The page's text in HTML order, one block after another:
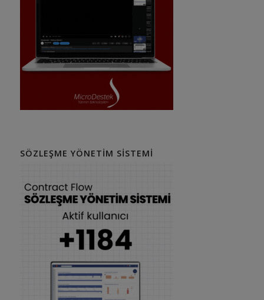
SÖZLEŞME YÖNETIM SISTEMI